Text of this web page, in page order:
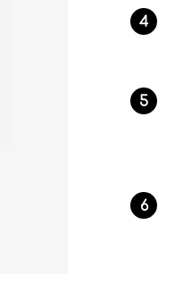
4
5
6